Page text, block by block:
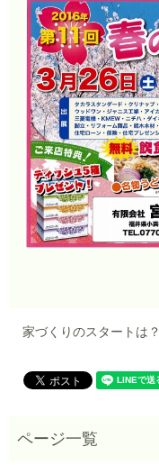
家づくりのスタートは？